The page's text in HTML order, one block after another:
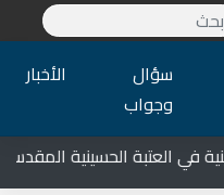
سؤال
وجواب
الأخبار
العتبة الحسينية المقدسة